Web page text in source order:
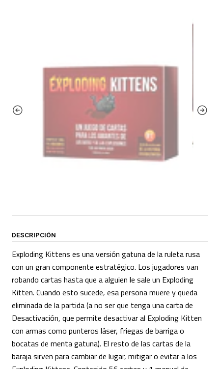
DESCRIPCIÓN
Exploding Kittens es una versión gatuna de la ruleta rusa
con un gran componente estratégico. Los jugadores van
robando cartas hasta que a alguien le sale un Exploding
Kitten. Cuando esto sucede, esa persona muere y queda
eliminada de la partida (a no ser que tenga una carta de
Desactivación, que permite desactivar al Exploding Kitten
con armas como punteros láser, friegas de barriga o
bocatas de menta gatuna). El resto de las cartas de la
baraja sirven para cambiar de lugar, mitigar o evitar a los